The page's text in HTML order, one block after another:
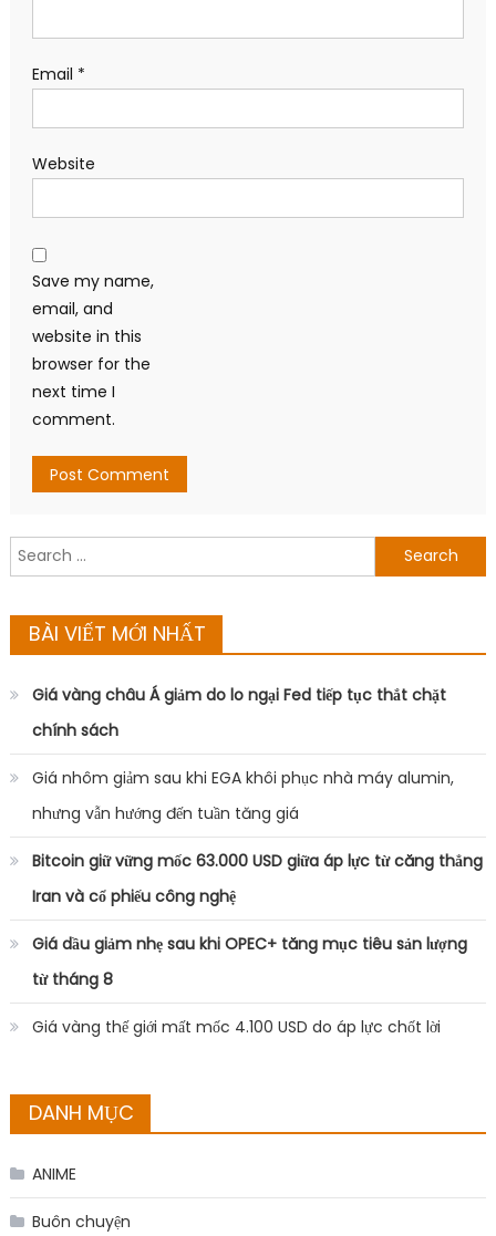
Email *
Website
Save my name,
email, and
website in this
browser for the
next time I
comment.
Search
for:
BÀI VIẾT MỚI NHẤT
Giá vàng châu Á giảm do lo ngại Fed tiếp tục thắt chặt
chính sách
Giá nhôm giảm sau khi EGA khôi phục nhà máy alumin,
nhưng vẫn hướng đến tuần tăng giá
Bitcoin giữ vững mốc 63.000 USD giữa áp lực từ căng thẳng
Iran và cổ phiếu công nghệ
Giá dầu giảm nhẹ sau khi OPEC+ tăng mục tiêu sản lượng
từ tháng 8
Giá vàng thế giới mất mốc 4.100 USD do áp lực chốt lời
DANH MỤC
ANIME
Buôn chuyện